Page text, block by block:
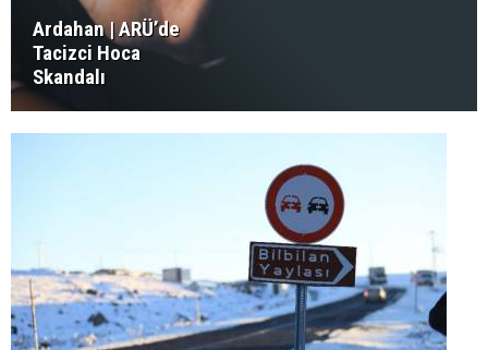
Ardahan | ARÜ’de
Tacizci Hoca
Skandalı